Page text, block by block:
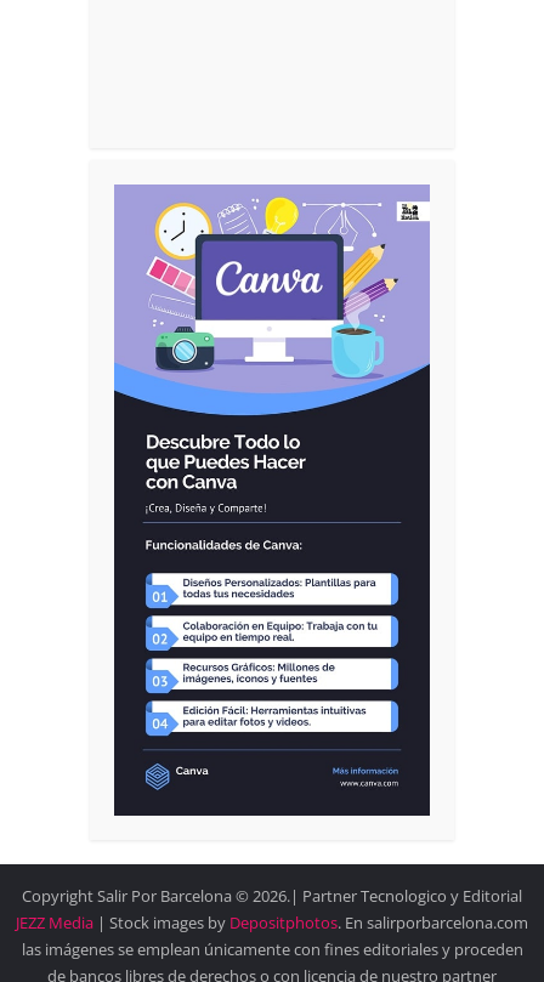
Copyright Salir Por Barcelona © 2026.| Partner Tecnologico y Editorial
JEZZ Media | Stock images by Depositphotos. En salirporbarcelona.com
las imágenes se emplean únicamente con fines editoriales y proceden
de bancos libres de derechos o con licencia de nuestro partner